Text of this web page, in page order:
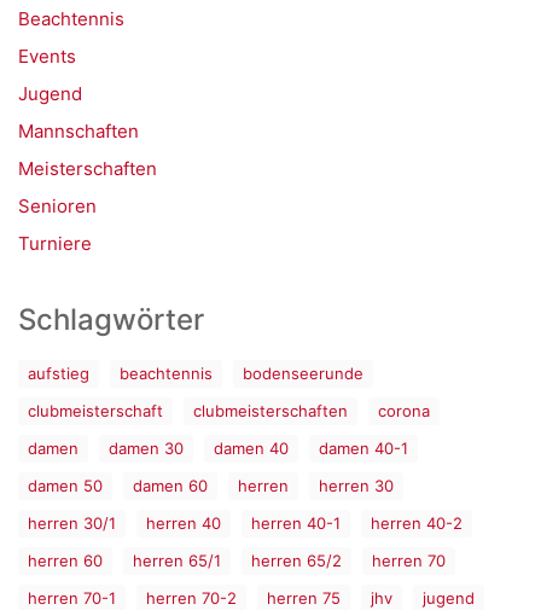
Beachtennis
Events
Jugend
Mannschaften
Meisterschaften
Senioren
Turniere
Schlagwörter
aufstieg beachtennis
bodenseerunde
clubmeisterschaft
clubmeisterschaften
corona
damen
damen 30 damen 40
damen 40-1
damen 50
damen 60 herren
herren 30
herren 30/1
herren 40 herren 40-1
herren 40-2
herren 60
herren 65/1 herren 65/2
herren 70
herren 70-1
herren 70-2 herren 75 jhv
jugend